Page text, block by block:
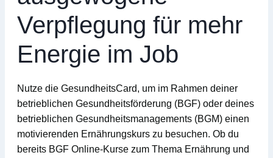
Verpflegung für mehr
Energie im Job
Nutze die GesundheitsCard, um im Rahmen deiner
betrieblichen Gesundheitsförderung (BGF) oder deines
betrieblichen Gesundheitsmanagements (BGM) einen
motivierenden Ernährungskurs zu besuchen. Ob du
bereits BGF Online-Kurse zum Thema Ernährung und